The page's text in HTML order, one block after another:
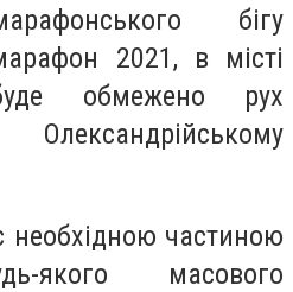
бігу
2021, в місті
обмежено рух
необхідною частиною
якого масового